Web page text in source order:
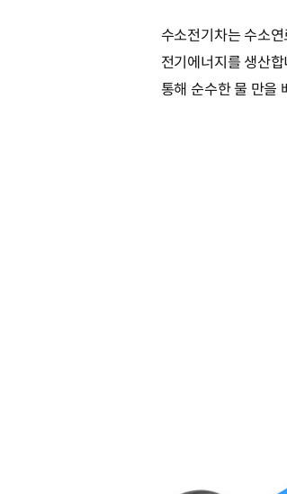
수소전기차는 수소
전기에너지를 생산
통해 순수한 물 만을